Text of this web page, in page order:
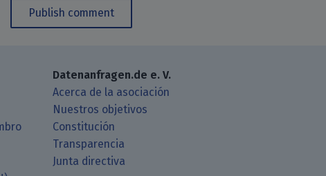
Publish comment
Datenanfragen.de e. V.
Acerca de la asociación
Nuestros objetivos
Constitución
Transparencia
Junta directiva